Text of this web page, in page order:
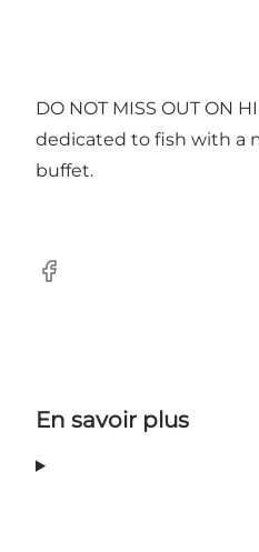
DO NOT MISS OUT ON
dedicated to fish with a
buffet.
Facebook
En savoir plus